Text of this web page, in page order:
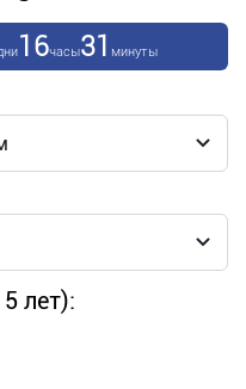
16часы31 минуты
лет):